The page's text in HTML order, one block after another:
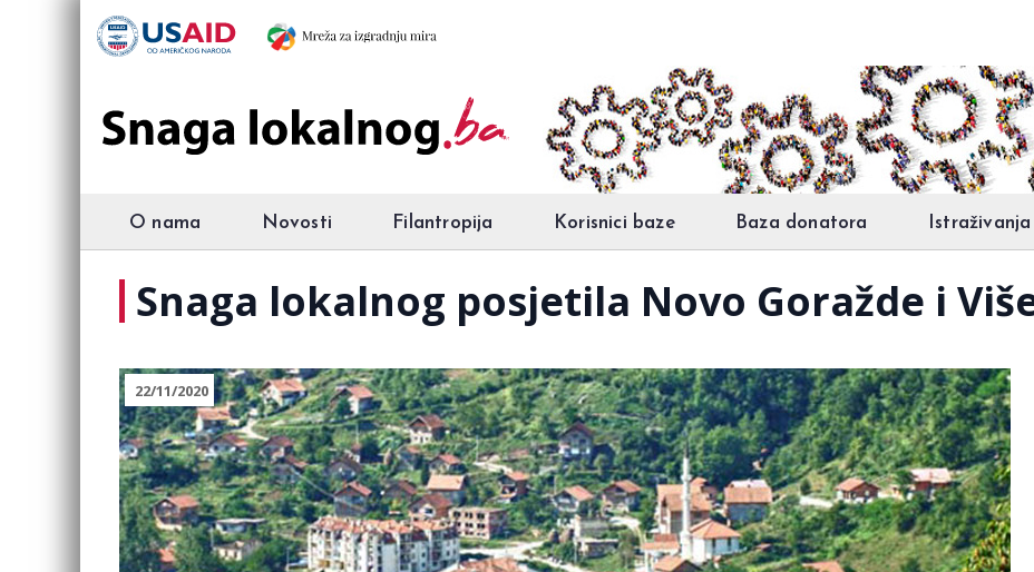
O nama Novosti Filantropija Korisnici baze Baza donatora Istraživanja
Snaga lokalnog posjetila Novo Goražde i
22/11/2020